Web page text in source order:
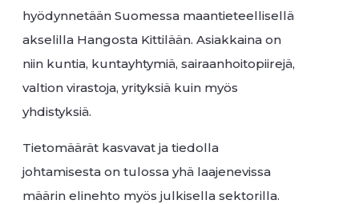
hyödynnetään Suomessa maantieteellisellä
akselilla Hangosta Kittilään. Asiakkaina on
niin kuntia, kuntayhtymiä, sairaanhoitopiirejä,
valtion virastoja, yrityksiä kuin myös
yhdistyksiä.
Tietomäärät kasvavat ja tiedolla
johtamisesta on tulossa yhä laajenevissa
määrin elinehto myös julkisella sektorilla.